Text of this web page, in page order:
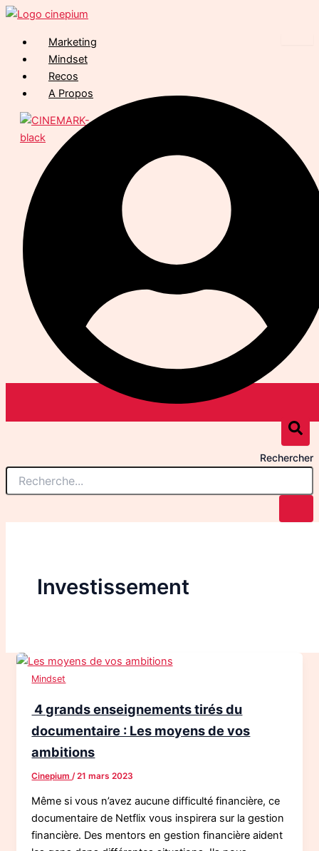
Marketing
Mindset
Recos
A Propos
Rechercher
Investissement
Mindset
4 grands enseignements tirés du
documentaire : Les moyens de vos
ambitions
Cinepium /21 mars 2023
Même si vous n’avez aucune difficulté financière, ce
documentaire de Netflix vous inspirera sur la gestion
financière. Des mentors en gestion financière aident